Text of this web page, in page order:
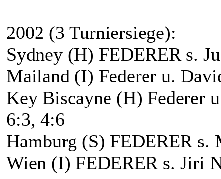
2002 (3 Turniersiege):
Sydney (H) FEDERER s.
Mailand (I) Federer u.
Key Biscayne (H) Federer
6:3, 4:6
Hamburg (S) FEDERER s.
Wien (I) FEDERER s. Jiri